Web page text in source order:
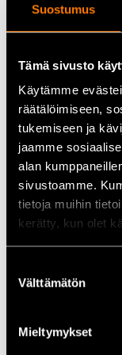
Suostumus
Tämä sivusto
Käytämme
räätälöimiseen,
tukemiseen ja
jaamme
alan
sivustoamme.
tietoja muihin
kerätty, kun olet
valinta
Välttämätön
Mieltymykset
Tekniska data
Käfthöjd:96
Spännvidd
Material:Smitt
Vikt:16,8 kg
Mått (L x B x
Metallarbete:
delar under
föremål och
Hobbybruk: